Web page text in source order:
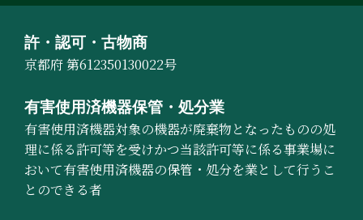
許・認可・古物商
京都府 第612350130022号
有害使用済機器保管・処分業
有害使用済機器対象の機器が廃棄物となったものの処
理に係る許可等を受けかつ当該許可等に係る事業場に
おいて有害使用済機器の保管・処分を業として行うこ
とのできる者